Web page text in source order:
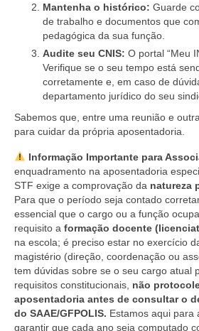
Mantenha o histórico: Guarde
de trabalho e documentos que
pedagógica da sua função.
Audite seu CNIS: O portal “Meu
Verifique se o seu tempo está
corretamente e, em caso de
departamento jurídico do seu
Sabemos que, entre uma reunião e
para cuidar da própria aposentadoria.
Informação Importante para
enquadramento na aposentadoria
STF exige a comprovação da natureza
Para que o período seja contado
essencial que o cargo ou a função
requisito a formação docente
na escola; é preciso estar no exercício
magistério (direção, coordenação ou
tem dúvidas sobre se o seu cargo atual
requisitos constitucionais, não
aposentadoria antes de consultar o
do SAAE/GFPOLIS. Estamos aqui para
garantir que cada ano seja computado